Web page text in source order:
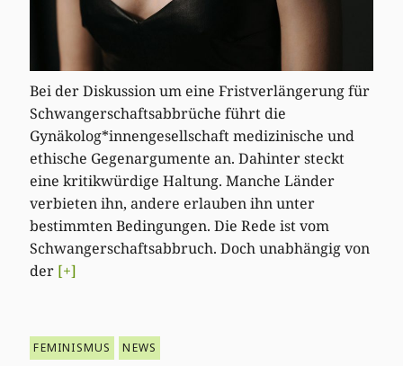
Bei der Diskussion um eine Fristverlängerung für
Schwangerschaftsabbrüche führt die
Gynäkolog*innengesellschaft medizinische und
ethische Gegenargumente an. Dahinter steckt
eine kritikwürdige Haltung. Manche Länder
verbieten ihn, andere erlauben ihn unter
bestimmten Bedingungen. Die Rede ist vom
Schwangerschaftsabbruch. Doch unabhängig von
der [+]
FEMINISMUS NEWS